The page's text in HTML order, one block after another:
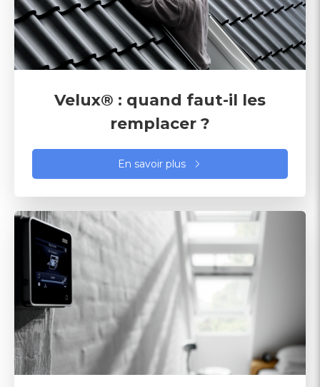
Velux® : quand faut-il les
remplacer ?
En savoir plus